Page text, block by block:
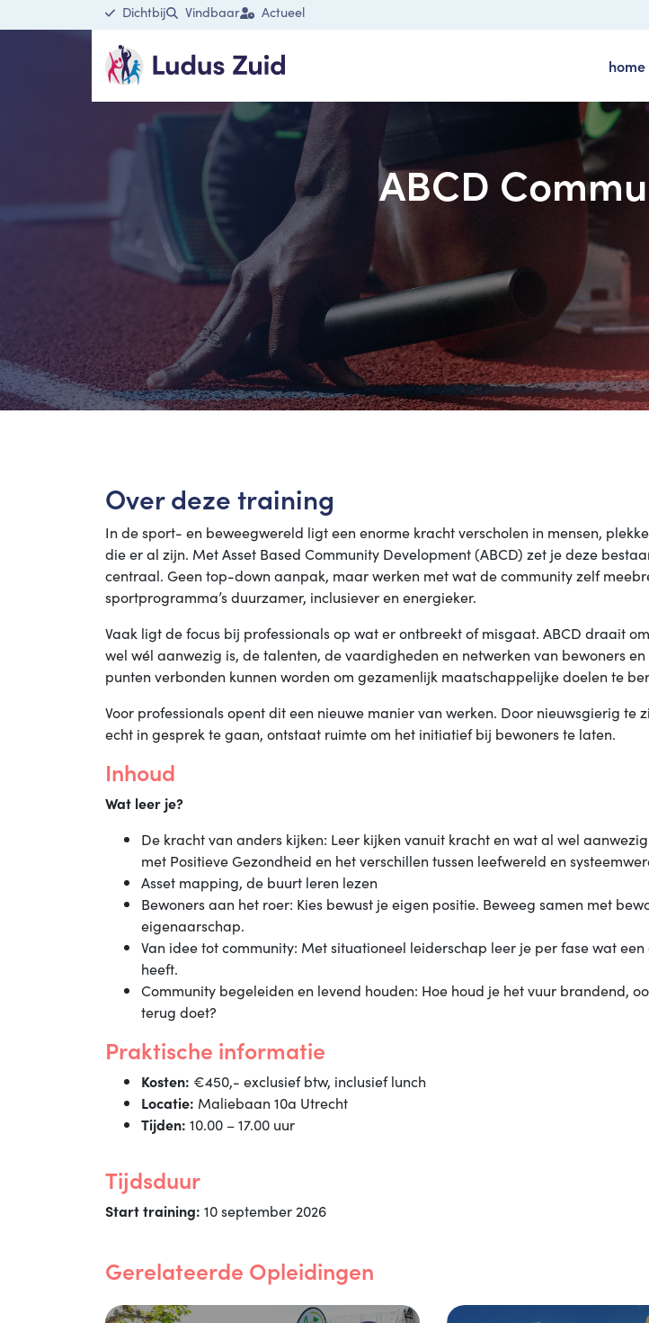
Dichtbij Vindbaar Actueel
home
ABCD
Over deze training
In de sport- en beweegwereld ligt een enorme kracht verscholen in mensen,
die er al zijn. Met Asset Based Community Development (ABCD) zet je deze
centraal. Geen top-down aanpak, maar werken met wat de community zelf
sportprogramma’s duurzamer, inclusiever en energieker.
Vaak ligt de focus bij professionals op wat er ontbreekt of misgaat. ABCD draait
wel wél aanwezig is, de talenten, de vaardigheden en netwerken van bewoners
punten verbonden kunnen worden om gezamenlijk maatschappelijke doelen te
Voor professionals opent dit een nieuwe manier van werken. Door nieuwsgierig te
echt in gesprek te gaan, ontstaat ruimte om het initiatief bij bewoners te laten.
Inhoud
Wat leer je?
De kracht van anders kijken: Leer kijken vanuit kracht en wat al wel aanwezig
met Positieve Gezondheid en het verschillen tussen leefwereld en
Asset mapping, de buurt leren lezen
Bewoners aan het roer: Kies bewust je eigen positie. Beweeg samen met
eigenaarschap.
Van idee tot community: Met situationeel leiderschap leer je per fase wat
heeft.
Community begeleiden en levend houden: Hoe houd je het vuur brandend,
terug doet?
Praktische informatie
Kosten: €450,- exclusief btw, inclusief lunch
Locatie: Maliebaan 10a Utrecht
Tijden: 10.00 – 17.00 uur
Tijdsduur
Start training: 10 september 2026
Gerelateerde Opleidingen